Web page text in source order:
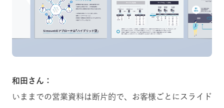
和田さん：
いままでの営業資料は断片的で、お客様ごとにスライド